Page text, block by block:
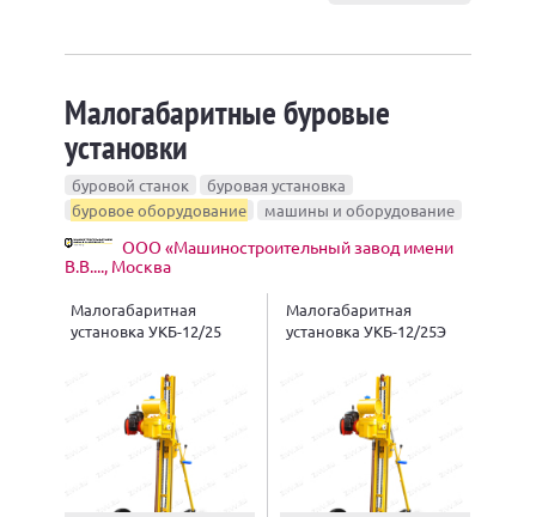
Малогабаритные буровые
установки
буровой станок
буровая установка
буровое оборудование
машины и оборудование
ООО «Машиностроительный завод имени
В.В...., Москва
Малогабаритная
установка УКБ-12/25
Малогабаритная
установка УКБ-12/25Э